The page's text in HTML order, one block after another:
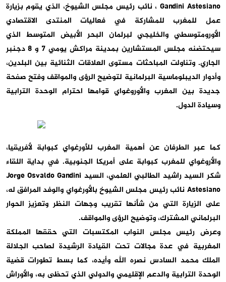
Gandini Astesiano ، نائب رئيس مجلس الشيوخ، الذي يقوم بزيارة
عمل للمغرب للمشاركة في فعاليات المنتدى الاقتصادي
الأورومتوسطي والخليجي لبرلمان البحر الأبيض المتوسط الذي
سيحتضنه مجلس المستشارين بمدينة مراكش يومي 7 و 8 دجنبر
الجاري. وتناولت المباحثات مستوى العلاقات الثنائية بين البلدين،
وأدوار الديبلوماسية البرلمانية لتوضيح الرؤى والمواقف وفتح صفحة
جديدة بين المغرب والأوروغواي قوامها احترام الوحدة الترابية
وسيادة الدول.
كما عبر الطرفان عن أهمية المغرب للأورغواي كبوابة لأفريقيا،
والأروغواي للمغرب كبوابة على أمريكا الجنوبية. في بداية اللقاء
شكر السيد راشيد الطالبي العلمي، السيد Jorge Osvaldo Gandini
Astesiano نائب رئيس مجلس الشيوخ بالأورغواي والوفد المرافق له،
على الزيارة التي من شأنها تقريب وجهات النظر وتعزيز الحوار
البرلماني المشترك، وتوضيح الرؤى والمواقف.
وعرض رئيس مجلس النواب المكتسبات التي حققها المملكة
المغربية في عدة مجالات تحت القيادة الرشيدة لصاحب الجلالة
الملك محمد السادس نصره الله وأيده، كما بسط تطورات قضية
الوحدة الترابية والدعم الإقليمي والدولي الذي تحظى به، والأوراش